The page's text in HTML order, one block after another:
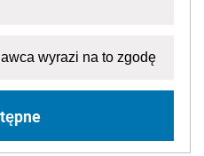
wyrazi na to zgodę